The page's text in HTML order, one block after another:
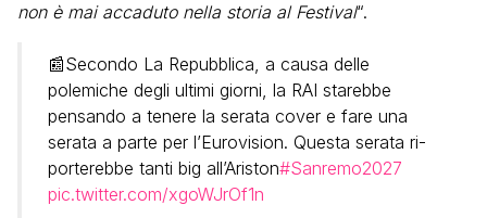
non è mai accaduto nella storia al Festival“.
📰Secondo La Repubblica, a causa delle
polemiche degli ultimi giorni, la RAI starebbe
pensando a tenere la serata cover e fare una
serata a parte per l’Eurovision. Questa serata ri-
porterebbe tanti big all’Ariston#Sanremo2027
pic.twitter.com/xgoWJrOf1n